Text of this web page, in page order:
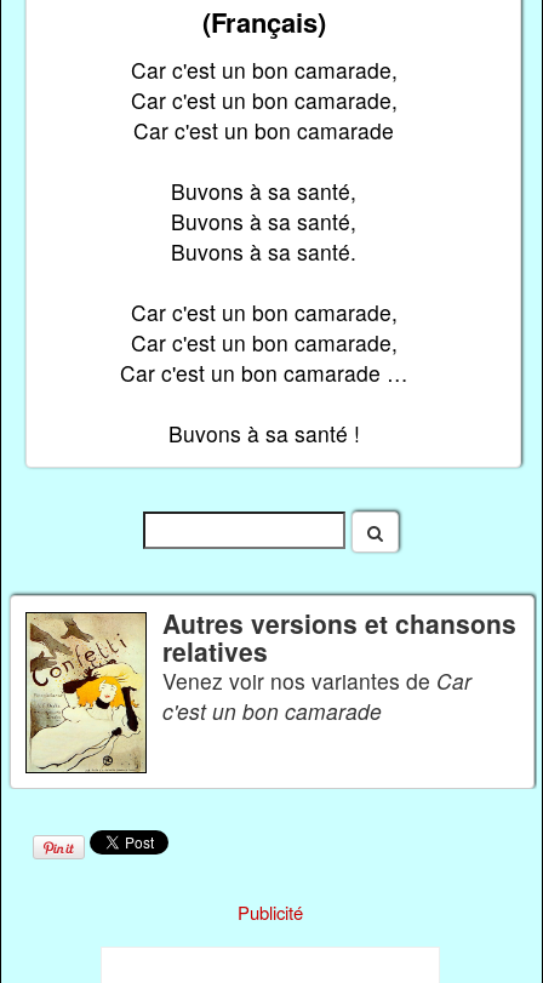
(Français)
Car c'est un bon camarade,
Car c'est un bon camarade,
Car c'est un bon camarade
Buvons à sa santé,
Buvons à sa santé,
Buvons à sa santé.
Car c'est un bon camarade,
Car c'est un bon camarade,
Car c'est un bon camarade …
Buvons à sa santé !
Autres versions et chansons
relatives
Venez voir nos variantes de Car
c'est un bon camarade
Publicité